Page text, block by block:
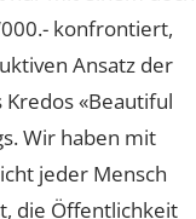
nur mit einem
Ansatz
Kredos
Wir haben mit